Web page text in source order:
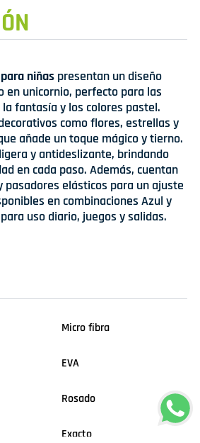
niñas presentan un diseño
en unicornio, perfecto para las
fantasía y los colores pastel.
como flores, estrellas y
añade un toque mágico y tierno.
y antideslizante, brindando
en cada paso. Además, cuentan
pasadores elásticos para un ajuste
en combinaciones Azul y
uso diario, juegos y salidas.
Micro fibra
EVA
Rosado
Exacto